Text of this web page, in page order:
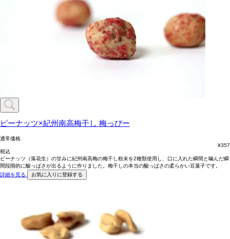
ピーナッツ×紀州南高梅干し 梅っぴー
通常価格
¥357
税込
ピーナッツ（落花生）の甘みに紀州南高梅の梅干し粉末を2種類使用し、口に入れた瞬間と噛んだ瞬
間段階的に酸っぱさが出るように作りました。梅干しの本当の酸っぱさの柔らかい豆菓子です。
詳細を見る
お気に入りに登録する